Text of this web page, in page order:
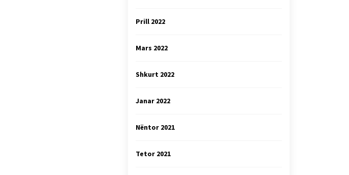
Prill 2022
Mars 2022
Shkurt 2022
Janar 2022
Nëntor 2021
Tetor 2021